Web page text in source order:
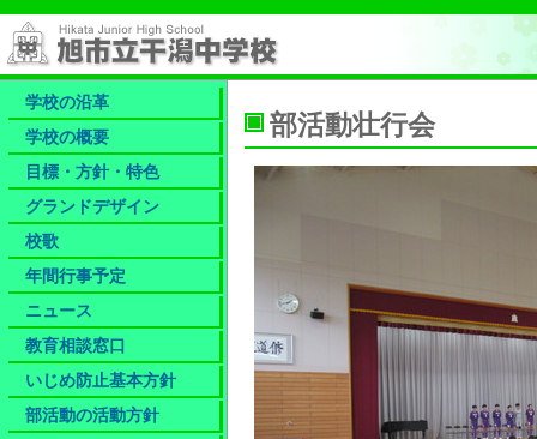
学校の沿革
学校の概要
目標・方針・特色
グランドデザイン
校歌
年間行事予定
ニュース
教育相談窓口
いじめ防止基本方針
部活動の活動方針
部活動壮行会